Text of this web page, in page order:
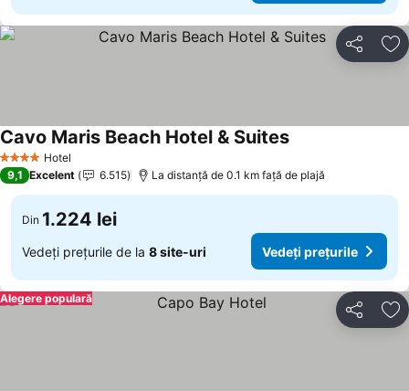
Distribuiți
4 Stele Hotel
Cavo Maris Beach Hotel & SuitesVedeți prețurile
9,1 Excelent 6.515 La distanță de 0.1 km față de plajă
Din 1.224 lei
Vedeți prețurile de la 8 site-uri Vedeți prețurile
Distribuiți
Alegere populară